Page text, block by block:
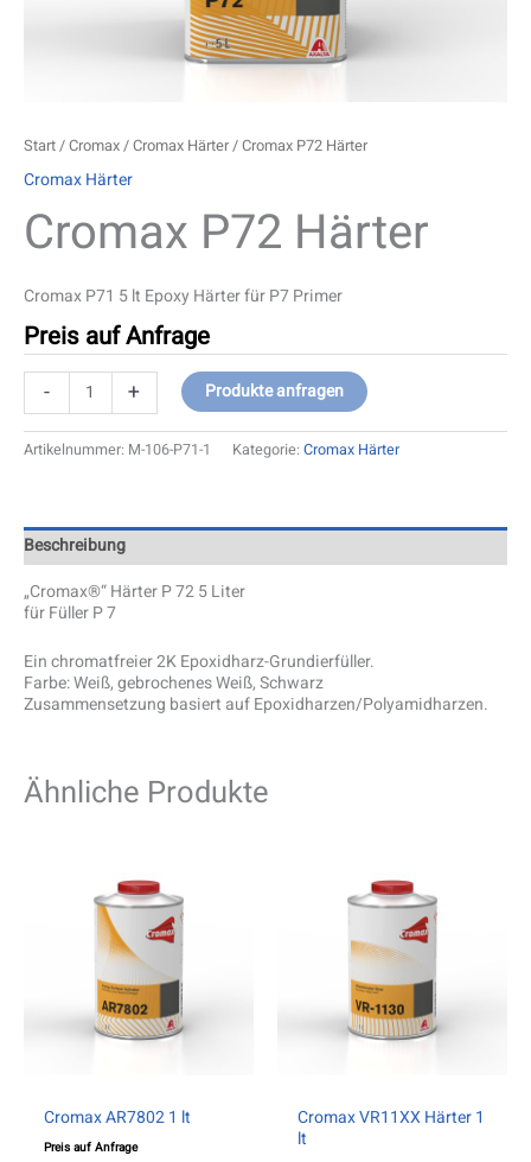
Start/Cromax/Cromax Härter/ Cromax P72 Härter
Cromax Härter
Cromax P72 Härter
Cromax P71 5 lt Epoxy Härter für P7 Primer
Preis auf Anfrage
- + Produkte anfragen
Artikelnummer: M-106-P71-1 Kategorie: Cromax Härter
Beschreibung
„Cromax®“ Härter P 72 5 Liter
für Füller P 7
Ein chromatfreier 2K Epoxidharz-Grundierfüller.
Farbe: Weiß, gebrochenes Weiß, Schwarz
Zusammensetzung basiert auf Epoxidharzen/Polyamidharzen.
Ähnliche Produkte
Cromax AR7802 1 lt
Preis auf Anfrage
Cromax VR11XX Härter 1
lt